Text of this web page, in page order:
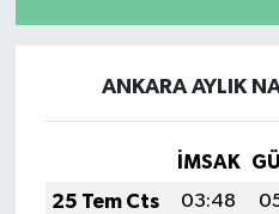
ANKARA AYLIK
İMSAK
25 Tem Cts
03:48